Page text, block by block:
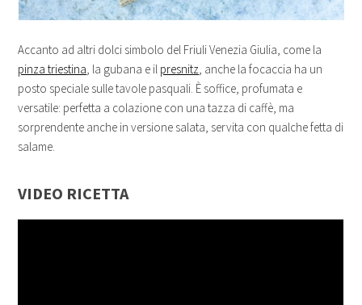
Accanto ad altri dolci simbolo del Friuli Venezia Giulia, come la
pinza triestina, la gubana e il presnitz, anche la focaccia ha un
posto speciale sulle tavole pasquali. È soffice, profumata e
versatile: perfetta a colazione con una tazza di caffè, ma
sorprendente anche in versione salata, servita con qualche fetta di
salame.
VIDEO RICETTA